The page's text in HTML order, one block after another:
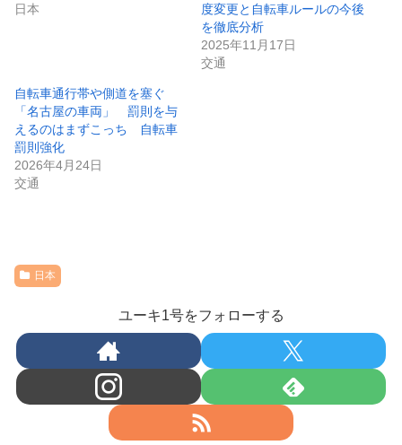
日本
度変更と自転車ルールの今後
を徹底分析
2025年11月17日
交通
自転車通行帯や側道を塞ぐ
「名古屋の車両」 罰則を与
えるのはまずこっち 自転車
罰則強化
2026年4月24日
交通
日本
ユーキ1号をフォローする